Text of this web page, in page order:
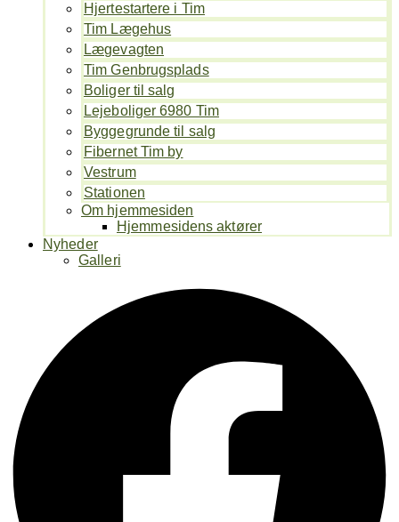
Hjertestartere i Tim
Tim Lægehus
Lægevagten
Tim Genbrugsplads
Boliger til salg
Lejeboliger 6980 Tim
Byggegrunde til salg
Fibernet Tim by
Vestrum
Stationen
Om hjemmesiden
Hjemmesidens aktører
Nyheder
Galleri